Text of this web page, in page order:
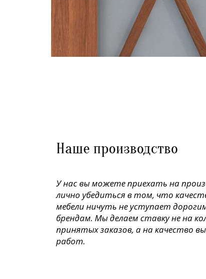
Наше производство
У нас вы можете приехать на
лично убедиться в том, что
мебели ничуть не уступает
брендам. Мы делаем ставку не на
принятых заказов, а на качество
работ.